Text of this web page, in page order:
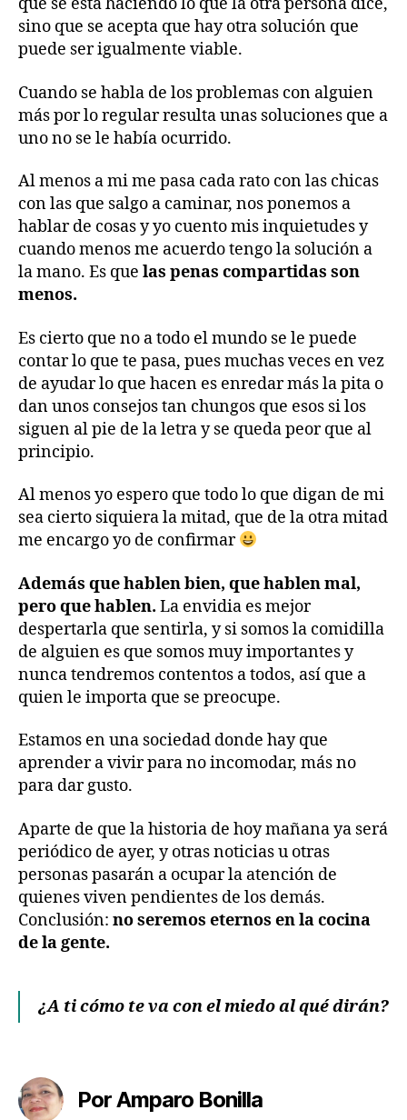
que se esta haciendo lo que la otra persona dice,
sino que se acepta que hay otra solución que
puede ser igualmente viable.
Cuando se habla de los problemas con alguien
más por lo regular resulta unas soluciones que a
uno no se le había ocurrido.
Al menos a mi me pasa cada rato con las chicas
con las que salgo a caminar, nos ponemos a
hablar de cosas y yo cuento mis inquietudes y
cuando menos me acuerdo tengo la solución a
la mano. Es que las penas compartidas son
menos.
Es cierto que no a todo el mundo se le puede
contar lo que te pasa, pues muchas veces en vez
de ayudar lo que hacen es enredar más la pita o
dan unos consejos tan chungos que esos si los
siguen al pie de la letra y se queda peor que al
principio.
Al menos yo espero que todo lo que digan de mi
sea cierto siquiera la mitad, que de la otra mitad
me encargo yo de confirmar
Además que hablen bien, que hablen mal,
pero que hablen. La envidia es mejor
despertarla que sentirla, y si somos la comidilla
de alguien es que somos muy importantes y
nunca tendremos contentos a todos, así que a
quien le importa que se preocupe.
Estamos en una sociedad donde hay que
aprender a vivir para no incomodar, más no
para dar gusto.
Aparte de que la historia de hoy mañana ya será
periódico de ayer, y otras noticias u otras
personas pasarán a ocupar la atención de
quienes viven pendientes de los demás.
Conclusión: no seremos eternos en la cocina
de la gente.
¿A ti cómo te va con el miedo al qué dirán?
m
e
bl
Por Amparo Bonilla